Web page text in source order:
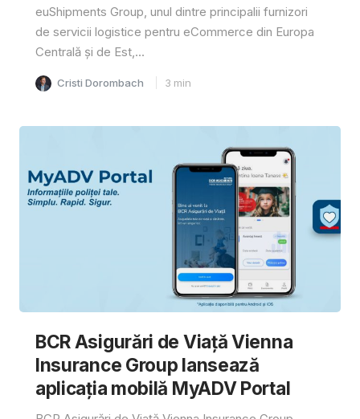
euShipments Group, unul dintre principalii furnizori
de servicii logistice pentru eCommerce din Europa
Centrală și de Est,...
Cristi Dorombach 3 min
BCR Asigurări de Viață Vienna
Insurance Group lansează
aplicația mobilă MyADV Portal